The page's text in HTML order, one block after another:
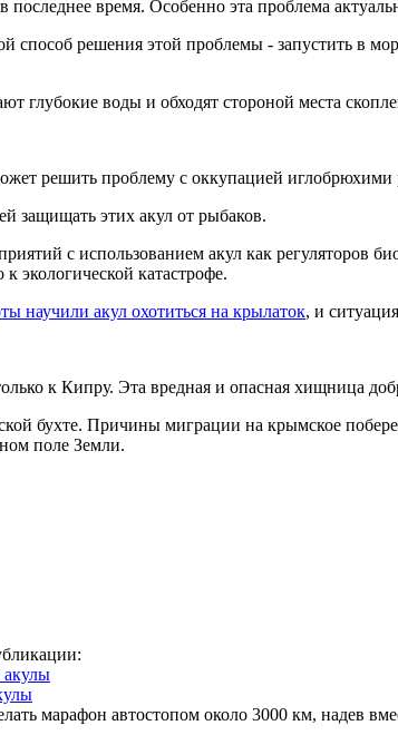
последнее время. Особенно эта проблема
способ решения этой проблемы - запустить в
глубокие воды и обходят стороной места
решить проблему с оккупацией
защищать этих акул от рыбаков.
с использованием акул как регуляторов
экологической катастрофе.
научили акул охотиться на крылаток, и
к Кипру. Эта вредная и опасная хищница
бухте. Причины миграции на крымское
поле Земли.
марафон автостопом около 3000 км, надев